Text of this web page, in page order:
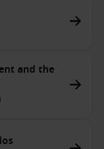
and the